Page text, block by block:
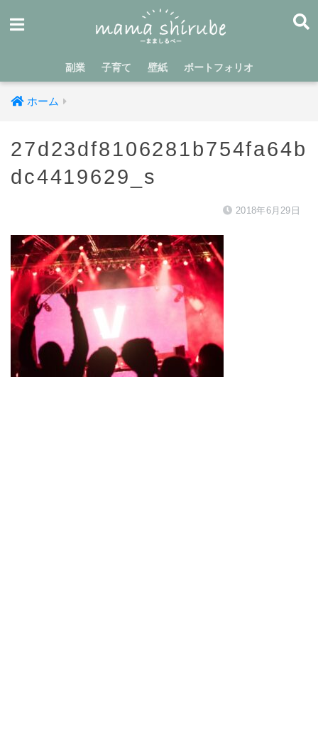
副業 子育て 壁紙 ポートフォリオ
ホーム
27d23df8106281b754fa64b
dc4419629_s
2018年6月29日